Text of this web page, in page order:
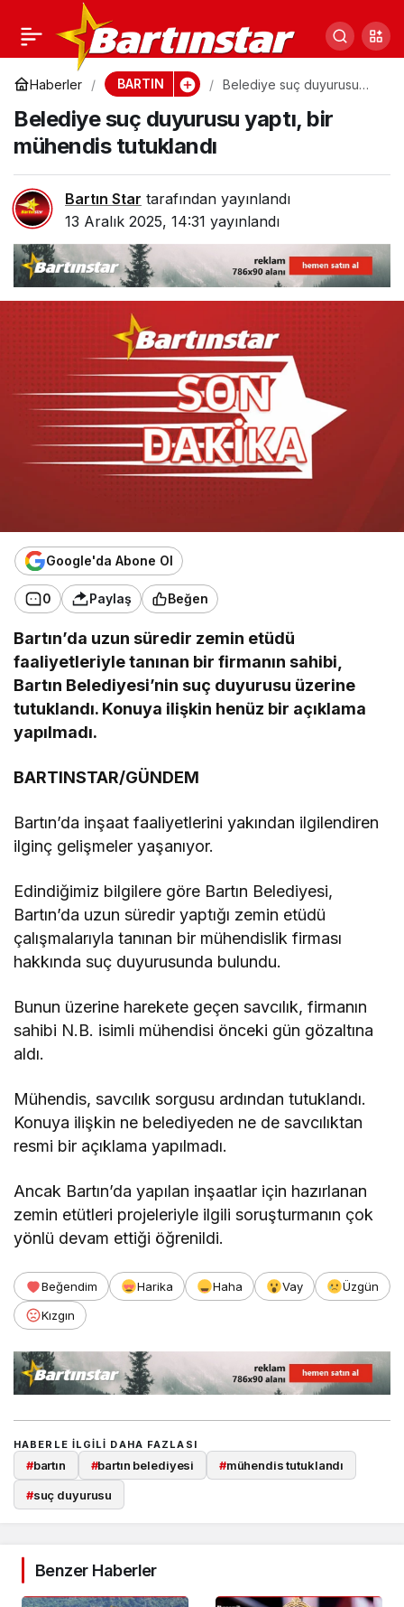
Haberler BARTIN
Belediye suç duyurusu
tutuklandı
Belediye suç duyurusu yaptı, bir
mühendis tutuklandı
Bartın Star tarafından yayınlandı
13 Aralık 2025, 14:31 yayınlandı
Google'da Abone Ol
0 Paylaş Beğen
Bartın’da uzun süredir zemin etüdü
faaliyetleriyle tanınan bir firmanın sahibi,
Bartın Belediyesi’nin suç duyurusu üzerine
tutuklandı. Konuya ilişkin henüz bir açıklama
yapılmadı.
BARTINSTAR/GÜNDEM
Bartın’da inşaat faaliyetlerini yakından ilgilendiren
ilginç gelişmeler yaşanıyor.
Edindiğimiz bilgilere göre Bartın Belediyesi,
Bartın’da uzun süredir yaptığı zemin etüdü
çalışmalarıyla tanınan bir mühendislik firması
hakkında suç duyurusunda bulundu.
Bunun üzerine harekete geçen savcılık, firmanın
sahibi N.B. isimli mühendisi önceki gün gözaltına
aldı.
Mühendis, savcılık sorgusu ardından tutuklandı.
Konuya ilişkin ne belediyeden ne de savcılıktan
resmi bir açıklama yapılmadı.
Ancak Bartın’da yapılan inşaatlar için hazırlanan
zemin etütleri projeleriyle ilgili soruşturmanın çok
yönlü devam ettiği öğrenildi.
Beğendim Harika Haha Vay
Üzgün
Kızgın
HABERLE ILGILI DAHA FAZLASI
#bartın #bartın belediyesi #mühendis tutuklandı
#suç duyurusu
Benzer Haberler
Bartın Belediyesi’nden
tesettür festivali
açıklaması
0 Paylaş